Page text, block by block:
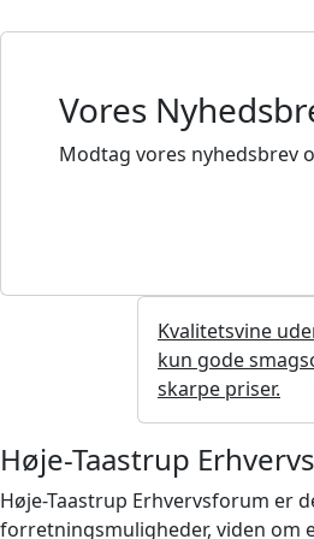
Vores
Modtag vores nyhedsbrev
Kvalitetsvine
kun gode
skarpe priser.
Høje-Taastrup
Høje-Taastrup Erhvervsforum er
forretningsmuligheder, viden om